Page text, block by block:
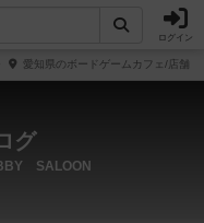
ログイン
愛知県のボードゲームカフェ/店舗
グ
SALOON